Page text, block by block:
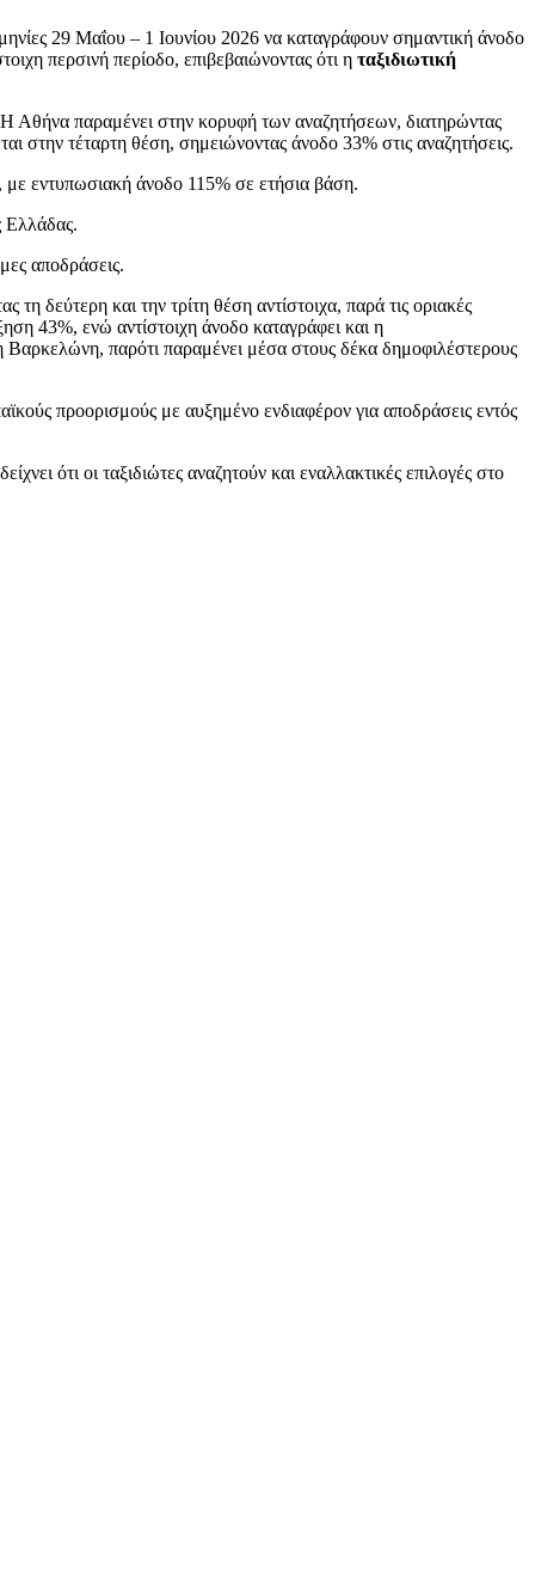
29 Μαΐου – 1 Ιουνίου 2026 να καταγράφουν σημαντική άνοδο
περσινή περίοδο, επιβεβαιώνοντας ότι η ταξιδιωτική
Η Αθήνα παραμένει στην κορυφή των αναζητήσεων, διατηρώντας
στην τέταρτη θέση, σημειώνοντας άνοδο 33% στις αναζητήσεις.
εντυπωσιακή άνοδο 115% σε ετήσια βάση.
Ελλάδας.
αποδράσεις.
δεύτερη και την τρίτη θέση αντίστοιχα, παρά τις οριακές
43%, ενώ αντίστοιχη άνοδο καταγράφει και η
Βαρκελώνη, παρότι παραμένει μέσα στους δέκα δημοφιλέστερους
προορισμούς με αυξημένο ενδιαφέρον για αποδράσεις εντός
ότι οι ταξιδιώτες αναζητούν και εναλλακτικές επιλογές στο